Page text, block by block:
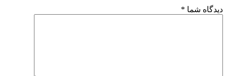
دیدگاه شما *